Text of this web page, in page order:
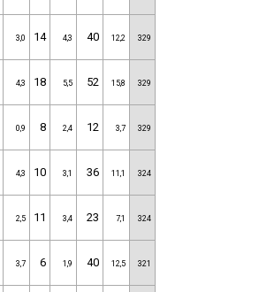
3,0 14 4,3 40 12,2 329
4,3 18 5,5 52 15,8 329
0,9 8 2,4 12 3,7 329
4,3 10 3,1 36 11,1 324
2,5 11 3,4 23 7,1 324
3,7 6 1,9 40 12,5 321